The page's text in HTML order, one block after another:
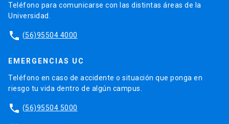
Teléfono para comunicarse con las distintas áreas de la
Universidad.
phone (56)95504 4000
EMERGENCIAS UC
Teléfono en caso de accidente o situación que ponga en
riesgo tu vida dentro de algún campus.
phone (56)95504 5000